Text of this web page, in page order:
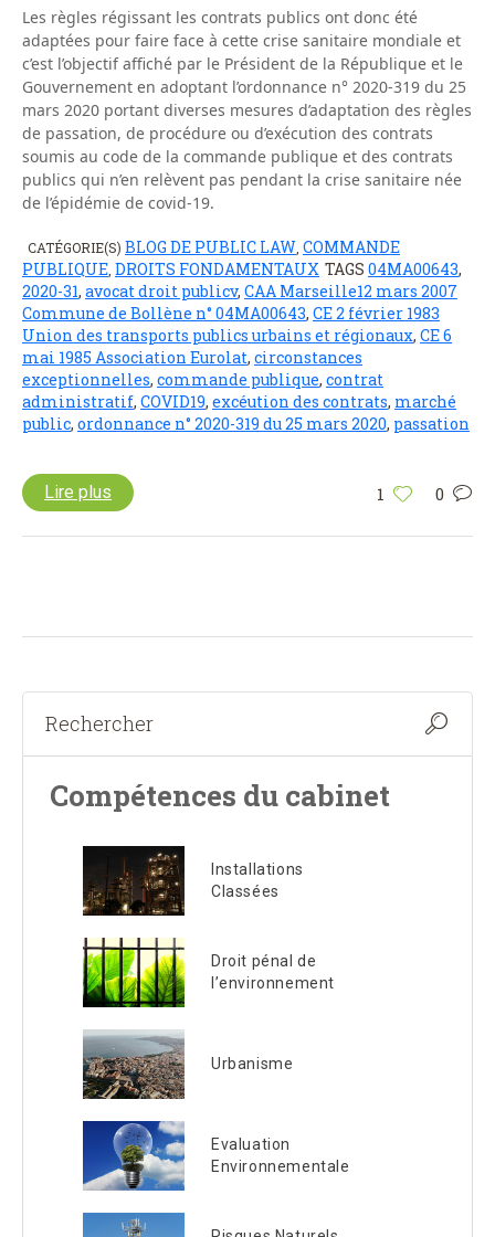
Les règles régissant les contrats publics ont donc été
adaptées pour faire face à cette crise sanitaire mondiale et
c’est l’objectif affiché par le Président de la République et le
Gouvernement en adoptant l’ordonnance n° 2020-319 du 25
mars 2020 portant diverses mesures d’adaptation des règles
de passation, de procédure ou d’exécution des contrats
soumis au code de la commande publique et des contrats
publics qui n’en relèvent pas pendant la crise sanitaire née
de l’épidémie de covid-19.
CATÉGORIE(S) BLOG DE PUBLIC LAW COMMANDE
PUBLIQUE DROITS FONDAMENTAUX TAGS 04MA00643,
2020-31, avocat droit publicv, CAA Marseille12 mars 2007
Commune de Bollène n° 04MA00643, CE 2 février 1983
Union des transports publics urbains et régionaux, CE 6
mai 1985 Association Eurolat, circonstances
exceptionnelles, commande publique, contrat
administratif, COVID19, excéution des contrats, marché
public, ordonnance n° 2020-319 du 25 mars 2020, passation
1 0
Lire plus
Compétences du cabinet
Installations
Classées
Droit pénal de
l’environnement
Urbanisme
Evaluation
Environnementale